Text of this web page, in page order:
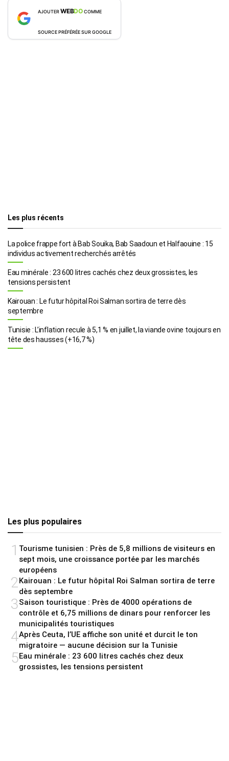
AJOUTERWEBDOCOMME
SOURCE PRÉFÉRÉE SUR GOOGLE
Les plus récents
La police frappe fort à Bab Souika, Bab Saadoun et Halfaouine : 15
individus activement recherchés arrêtés
Eau minérale : 23 600 litres cachés chez deux grossistes, les
tensions persistent
Kairouan : Le futur hôpital Roi Salman sortira de terre dès
septembre
Tunisie : L’inflation recule à 5,1 % en juillet, la viande ovine toujours en
tête des hausses (+16,7 %)
Les plus populaires
1 Tourisme tunisien : Près de 5,8 millions de visiteurs en
sept mois, une croissance portée par les marchés
européens
2Kairouan : Le futur hôpital Roi Salman sortira de terre
dès septembre
3Saison touristique : Près de 4000 opérations de
contrôle et 6,75 millions de dinars pour renforcer les
municipalités touristiques
4Après Ceuta, l’UE affiche son unité et durcit le ton
migratoire — aucune décision sur la Tunisie
5Eau minérale : 23 600 litres cachés chez deux
grossistes, les tensions persistent